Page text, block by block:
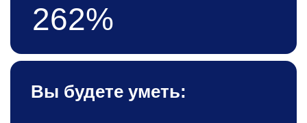
262%
Вы будете уметь: